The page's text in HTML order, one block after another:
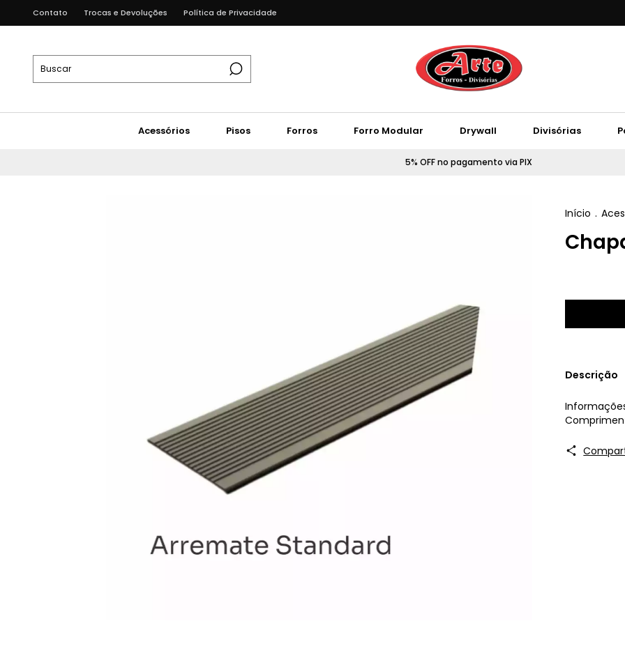
Contato Trocas e Devoluções Política de Privacidade
Acessórios Pisos Forros Forro Modular Drywall Divisórias
5% OFF no pagamento via PIX
Início .
Descrição